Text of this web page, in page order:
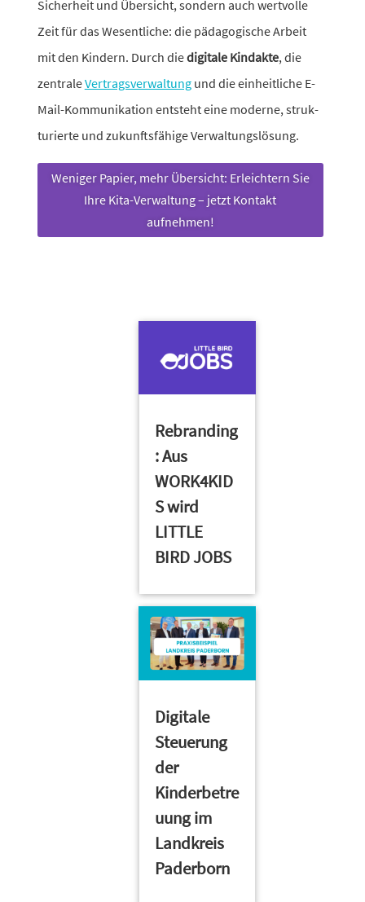
Sicherheit und Übersicht, sondern auch wert­volle
Zeit für das Wesentliche: die pädago­gi­sche Arbeit
mit den Kindern. Durch diedigi­tale Kindakte, die
zentraleVertragsverwaltungund die einheit­liche E-
Mail-Kommunikation entsteht eine moderne, struk­
tu­rierte und zukunfts­fä­hige Verwaltungslösung.
Weniger Papier, mehr Übersicht: Erleichtern Sie
Ihre Kita-Verwaltung – jetzt Kontakt
aufnehmen!
Rebranding
: Aus
WORK4KID
S wird
LITTLE
BIRD JOBS
Digitale
Steuerung
der
Kinderbetre
uung im
Landkreis
Paderborn